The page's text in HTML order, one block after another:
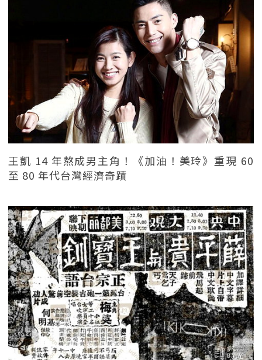
王凱 14 年熬成男主角！《加油！美玲》重現 60
至 80 年代台灣經濟奇蹟